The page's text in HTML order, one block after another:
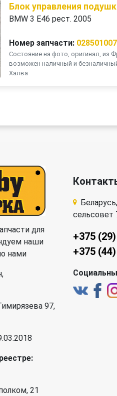
Блок управления
BMW 3 E46 рест. 2005
Номер запчасти:
Состояние на фото, оригинал, из
возможен наличный и
Халва
для
наши
нами
97,
21
сельсовет
+375
+375